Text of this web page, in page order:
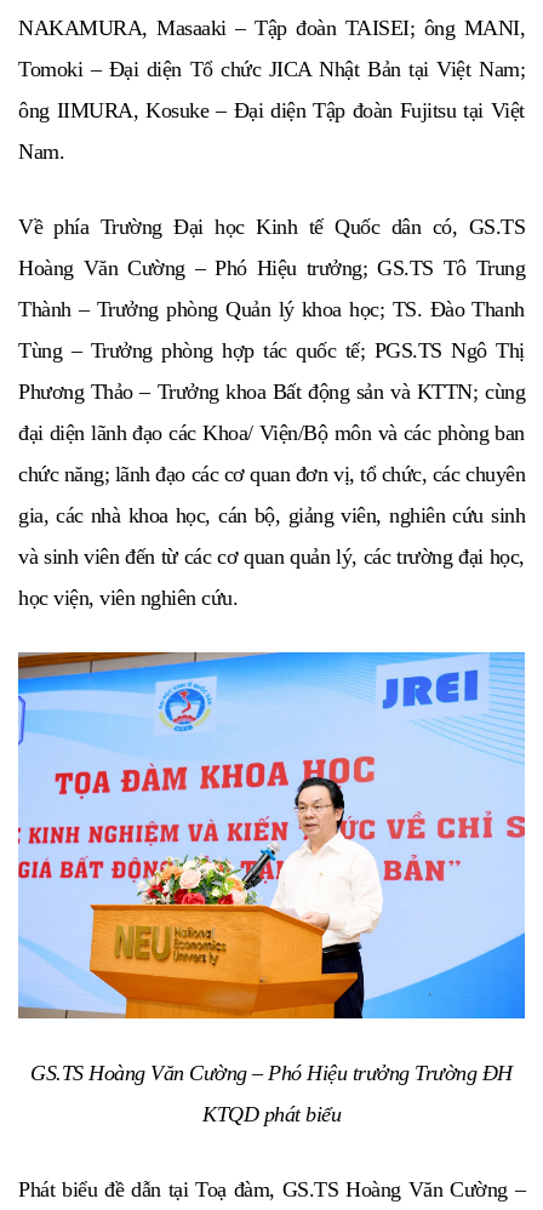
NAKAMURA, Masaaki – Tập đoàn TAISEI; ông MANI,
Tomoki – Đại diện Tổ chức JICA Nhật Bản tại Việt Nam;
ông IIMURA, Kosuke – Đại diện Tập đoàn Fujitsu tại Việt
Nam.
Về phía Trường Đại học Kinh tế Quốc dân có, GS.TS
Hoàng Văn Cường – Phó Hiệu trưởng; GS.TS Tô Trung
Thành – Trưởng phòng Quản lý khoa học; TS. Đào Thanh
Tùng – Trưởng phòng hợp tác quốc tế; PGS.TS Ngô Thị
Phương Thảo – Trưởng khoa Bất động sản và KTTN; cùng
đại diện lãnh đạo các Khoa/ Viện/Bộ môn và các phòng ban
chức năng; lãnh đạo các cơ quan đơn vị, tổ chức, các chuyên
gia, các nhà khoa học, cán bộ, giảng viên, nghiên cứu sinh
và sinh viên đến từ các cơ quan quản lý, các trường đại học,
học viện, viên nghiên cứu.
GS.TS Hoàng Văn Cường – Phó Hiệu trưởng Trường ĐH
KTQD phát biểu
Phát biểu đề dẫn tại Toạ đàm, GS.TS Hoàng Văn Cường –